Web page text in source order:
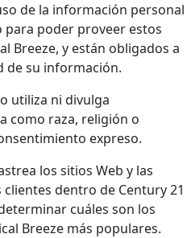
de la información personal
poder proveer estos
Breeze, y están obligados a
de su información.
utiliza ni divulga
como raza, religión o
expreso.
los sitios Web y las
dentro de Century 21
cuáles son los
Breeze más populares.